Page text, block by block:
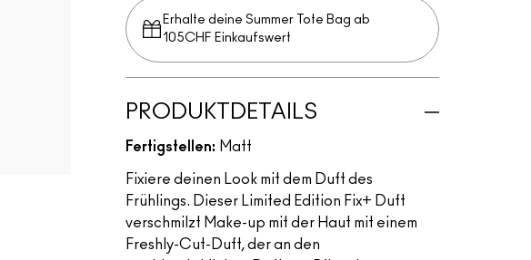
Erhalte deine Summer Tote Bag ab
105CHF Einkaufswert​
PRODUKTDETAILS
Fertigstellen: Matt
Fixiere deinen Look mit dem Duft des
Frühlings. Dieser Limited Edition Fix+ Duft
verschmilzt Make-up mit der Haut mit einem
Freshly-Cut-Duft, der an den